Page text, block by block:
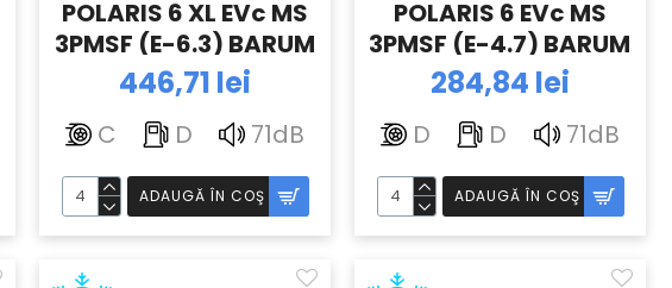
POLARIS 6 XL EVc MS
3PMSF (E-6.3) BARUM
446,71 lei
C D 71dB
ADAUGĂ ÎN COŞ
POLARIS 6 EVc MS
3PMSF (E-4.7) BARUM
284,84 lei
D D 71dB
ADAUGĂ ÎN COŞ